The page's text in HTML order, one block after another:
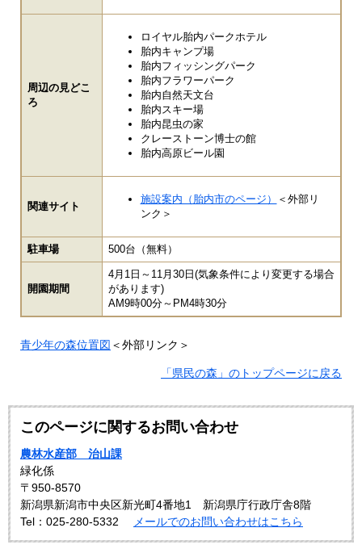
周辺の見どこ
ろ
ロイヤル胎内パークホテル
胎内キャンプ場
胎内フィッシングパーク
胎内フラワーパーク
胎内自然天文台
胎内スキー場
胎内昆虫の家
クレーストーン博士の館
胎内高原ビール園
関連サイト
施設案内（胎内市のページ）
＜外部リ
ンク＞
駐車場 500台（無料）
開園期間
4月1日～11月30日(気象条件により変更する場合
があります)
AM9時00分～PM4時30分
青少年の森位置図 ＜外部リンク＞
「県民の森」のトップページに戻る
このページに関するお問い合わせ
農林水産部 治山課
緑化係
〒950-8570
新潟県新潟市中央区新光町4番地1 新潟県庁行政庁舎8階
Tel：025-280-5332
メールでのお問い合わせはこちら